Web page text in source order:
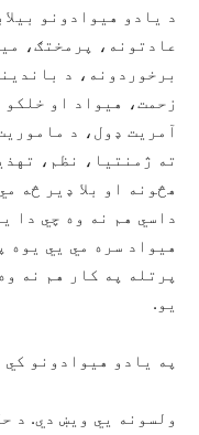
د يادو هيوادونو
عادتونه، پرمختګ،
برخوردونه، د
زحمت، هيواد او
آمريت ډول، د
ته ژمنتيا، نظم،
هڅونه او بلا ډير څه
داسي هم نه وه چي دا
هيواد سره مي يي يوه
پرتله په کار هم نه
يو.
په يادو هيوادونو
ولسونه يي ويښ دي. د